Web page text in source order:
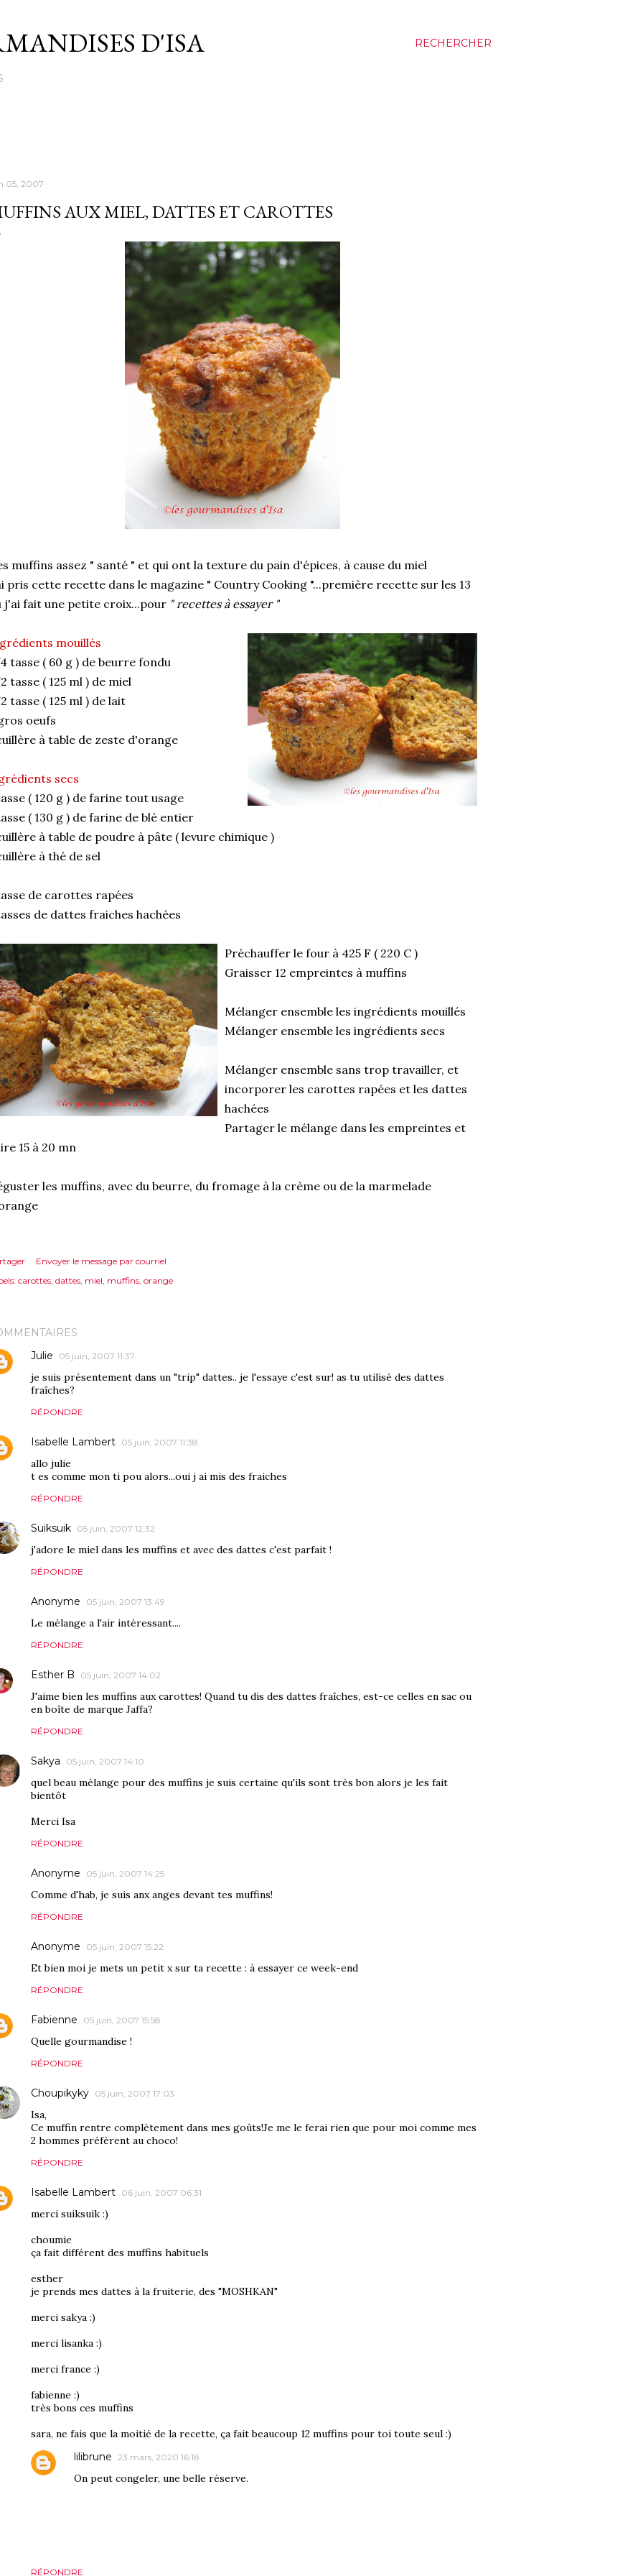
RECHERCHER
D'ISA
05, 2007
AUX MIEL, DATTES ET CAROTTES
muffins assez " santé " et qui ont la texture du pain d'épices, à cause du miel
pris cette recette dans le magazine " Country Cooking "...première recette sur les 13
j'ai fait une petite croix...pour " recettes à essayer "
mouillés
tasse ( 60 g ) de beurre fondu
tasse ( 125 ml ) de miel
tasse ( 125 ml ) de lait
oeufs
à table de zeste d'orange
secs
( 120 g ) de farine tout usage
( 130 g ) de farine de blé entier
à table de poudre à pâte ( levure chimique )
à thé de sel
de carottes rapées
de dattes fraiches hachées
Préchauffer le four à 425 F ( 220 C )
Graisser 12 empreintes à muffins
Mélanger ensemble les ingrédients mouillés
Mélanger ensemble les ingrédients secs
Mélanger ensemble sans trop travailler, et
incorporer les carottes rapées et les dattes
hachées
Partager le mélange dans les empreintes et
15 à 20 mn
les muffins, avec du beurre, du fromage à la crème ou de la marmelade
Envoyer le message par courriel
carottes dattes miel muffins orange
Julie
05 juin, 2007 11:37
je suis présentement dans un "trip" dattes.. je l'essaye c'est sur! as tu utilisé des dattes
fraîches?
RÉPONDRE
Isabelle Lambert 05 juin, 2007 11:38
allo julie
t es comme mon ti pou alors...oui j ai mis des fraiches
RÉPONDRE
Suiksuik 05 juin, 2007 12:32
j'adore le miel dans les muffins et avec des dattes c'est parfait !
RÉPONDRE
Anonyme 05 juin, 2007 13:49
Le mélange a l'air intéressant....
RÉPONDRE
Esther B 05 juin, 2007 14:02
J'aime bien les muffins aux carottes! Quand tu dis des dattes fraîches, est-ce celles en sac ou
en boîte de marque Jaffa?
RÉPONDRE
Sakya 05 juin, 2007 14:10
quel beau mélange pour des muffins je suis certaine qu'ils sont très bon alors je les fait
bientôt
Merci Isa
RÉPONDRE
Anonyme 05 juin, 2007 14:25
Comme d'hab, je suis anx anges devant tes muffins!
RÉPONDRE
Anonyme 05 juin, 2007 15:22
Et bien moi je mets un petit x sur ta recette : à essayer ce week-end
RÉPONDRE
Fabienne 05 juin, 2007 15:58
Quelle gourmandise !
RÉPONDRE
Choupikyky 05 juin, 2007 17:03
Isa,
Ce muffin rentre complètement dans mes goûts!Je me le ferai rien que pour moi comme mes
2 hommes préfèrent au choco!
RÉPONDRE
Isabelle Lambert 06 juin, 2007 06:31
merci suiksuik :)
choumie
ça fait différent des muffins habituels
esther
je prends mes dattes à la fruiterie, des "MOSHKAN"
merci sakya :)
merci lisanka :)
merci france :)
fabienne :)
très bons ces muffins
sara, ne fais que la moitié de la recette, ça fait beaucoup 12 muffins pour toi toute seul :)
RÉPONDRE
lilibrune 23 mars, 2020 16:18
On peut congeler, une belle réserve.